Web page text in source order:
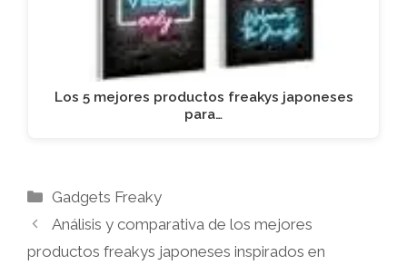
Los 5 mejores productos freakys japoneses
para…
Categorías
Gadgets Freaky
Análisis y comparativa de los mejores
productos freakys japoneses inspirados en